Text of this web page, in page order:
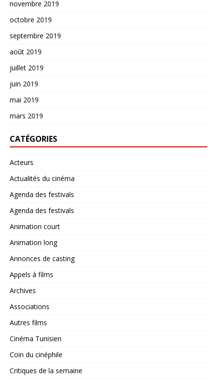
novembre 2019
octobre 2019
septembre 2019
août 2019
juillet 2019
juin 2019
mai 2019
mars 2019
CATÉGORIES
Acteurs
Actualités du cinéma
Agenda des festivals
Agenda des festivals
Animation court
Animation long
Annonces de casting
Appels à films
Archives
Associations
Autres films
Cinéma Tunisien
Coin du cinéphile
Critiques de la semaine